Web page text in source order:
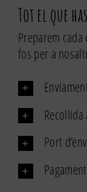
Tot el que
Preparem
fos per a
Port